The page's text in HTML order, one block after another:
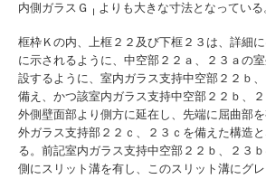
内側ガラスＧ
Ｉ よりも大きな寸法となっている
框枠Ｋの内、上框２２及び下框２３は、詳細
に示されるように、中空部２２ａ、２３ａの
設するように、室内ガラス支持中空部２２ｂ
備え、かつ該室内ガラス支持中空部２２ｂ、
外側壁面部より側方に延在し、先端に屈曲部
外ガラス支持部２２ｃ、２３ｃを備えた構造
る。前記室内ガラス支持中空部２２ｂ、２３
側にスリット溝を有し、このスリット溝にグ